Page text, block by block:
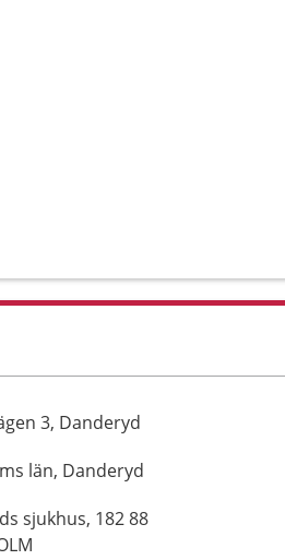
3, Danderyd
län, Danderyd
sjukhus, 182 88